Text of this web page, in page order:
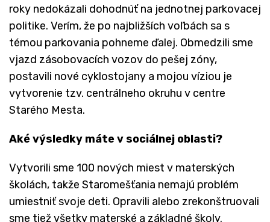
roky nedokázali dohodnúť na jednotnej parkovacej
politike. Verím, že po najbližších voľbách sa s
témou parkovania pohneme ďalej. Obmedzili sme
vjazd zásobovacích vozov do pešej zóny,
postavili nové cyklostojany a mojou víziou je
vytvorenie tzv. centrálneho okruhu v centre
Starého Mesta.
Aké výsledky máte v sociálnej oblasti?
Vytvorili sme 100 nových miest v materských
školách, takže Staromešťania nemajú problém
umiestniť svoje deti. Opravili alebo zrekonštruovali
sme tiež všetky materské a základné školy.